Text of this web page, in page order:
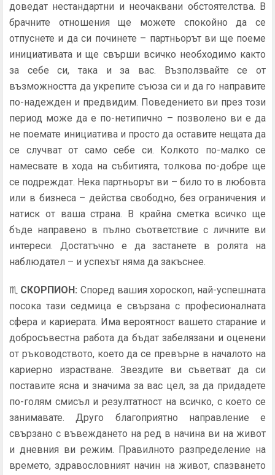
доведат нестандартни и неочаквани обстоятелства. В
брачните отношения ще можете спокойно да се
отпуснете и да си починете – партньорът ви ще поеме
инициативата и ще свърши всичко необходимо както
за себе си, така и за вас. Възползвайте се от
възможността да укрепите съюза си и да го направите
по-надежден и предвидим. Поведението ви през този
период може да е по-нетипично – позволено ви е да
не поемате инициатива и просто да оставите нещата да
се случват от само себе си. Колкото по-малко се
намесвате в хода на събитията, толкова по-добре ще
се подреждат. Нека партньорът ви – било то в любовта
или в бизнеса – действа свободно, без ограничения и
натиск от ваша страна. В крайна сметка всичко ще
бъде направено в пълно съответствие с личните ви
интереси. Достатъчно е да застанете в ролята на
наблюдател – и успехът няма да закъснее.
♏ СКОРПИОН: Според вашия хороскоп, най-успешната
посока тази седмица е свързана с професионалната
сфера и кариерата. Има вероятност вашето старание и
добросъвестна работа да бъдат забелязани и оценени
от ръководството, което да се превърне в началото на
кариерно израстване. Звездите ви съветват да си
поставите ясна и значима за вас цел, за да придадете
по-голям смисъл и резултатност на всичко, с което се
занимавате. Друго благоприятно направление е
свързано с въвеждането на ред в начина ви на живот
и дневния ви режим. Правилното разпределение на
времето, здравословният начин на живот, спазването